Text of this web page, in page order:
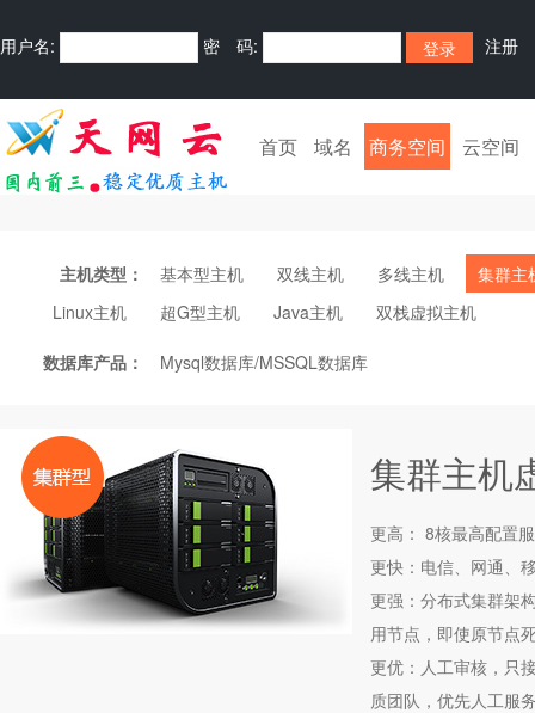
用户名: 密 码: 注册
首页 域名 商务空间 云空间
主机类型： 基本型主机 双线主机 多线主机
集群主
Linux主机
超G型主机 Java主机 双栈虚拟主机
数据库产品： Mysql数据库/MSSQL数据库
集群主机
更高： 8核最高配置
更快：电信、网通、
更强：分布式集群架
用节点，即使原节点
更优：人工审核，只
质团队，优先人工服